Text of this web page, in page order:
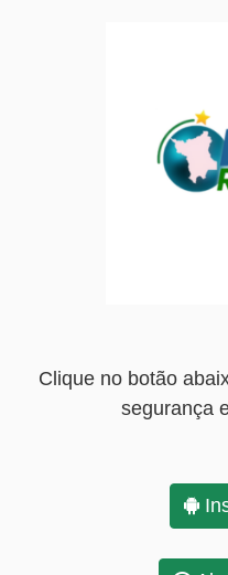
Clique no botão
segurança